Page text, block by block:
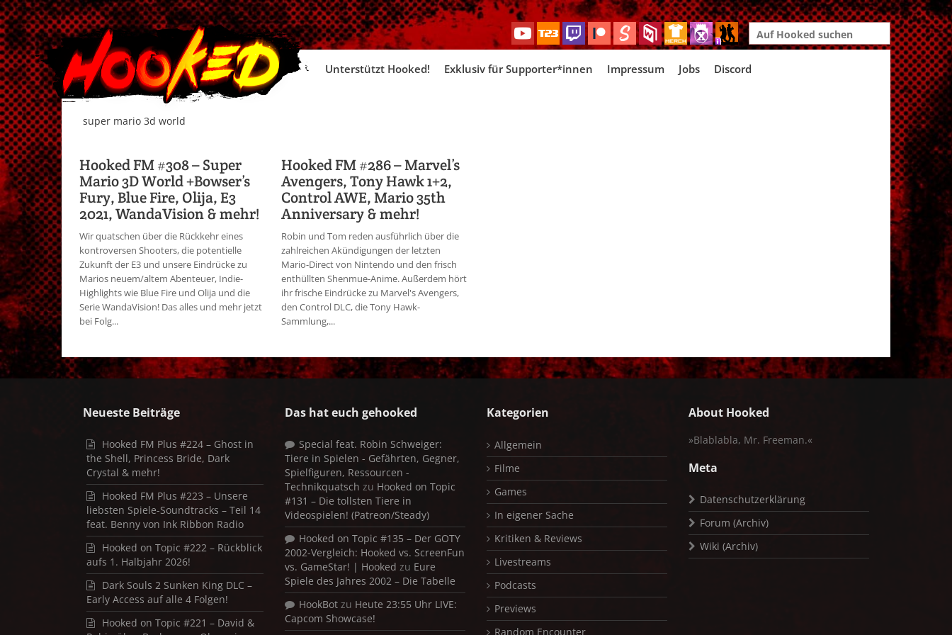
Search
for:
Skip
Unterstützt Hooked! Exklusiv für Supporter*innen Impressum Jobs Discord
super mario 3d world
Hooked FM #308 – Super
Mario 3D World +Bowser’s
Fury, Blue Fire, Olija, E3
2021, WandaVision & mehr!
Wir quatschen über die Rückkehr eines
kontroversen Shooters, die potentielle
Zukunft der E3 und unsere Eindrücke zu
Marios neuem/altem Abenteuer, Indie-
Highlights wie Blue Fire und Olija und die
Serie WandaVision! Das alles und mehr jetzt
bei Folg...
Hooked FM #286 – Marvel’s
Avengers, Tony Hawk 1+2,
Control AWE, Mario 35th
Anniversary & mehr!
Robin und Tom reden ausführlich über die
zahlreichen Akündigungen der letzten
Mario-Direct von Nintendo und den frisch
enthüllten Shenmue-Anime. Außerdem hört
ihr frische Eindrücke zu Marvel's Avengers,
den Control DLC, die Tony Hawk-
Sammlung,...
Neueste Beiträge
Hooked FM Plus #224 – Ghost in
the Shell, Princess Bride, Dark
Crystal & mehr!
Hooked FM Plus #223 – Unsere
liebsten Spiele-Soundtracks – Teil 14
feat. Benny von Ink Ribbon Radio
Hooked on Topic #222 – Rückblick
aufs 1. Halbjahr 2026!
Dark Souls 2 Sunken King DLC –
Early Access auf alle 4 Folgen!
Hooked on Topic #221 – David &
Das hat euch gehooked
Special feat. Robin Schweiger:
Tiere in Spielen - Gefährten, Gegner,
Spielfiguren, Ressourcen -
Technikquatsch zu Hooked on Topic
#131 – Die tollsten Tiere in
Videospielen! (Patreon/Steady)
Hooked on Topic #135 – Der GOTY
2002-Vergleich: Hooked vs. ScreenFun
vs. GameStar! | Hooked zu Eure
Spiele des Jahres 2002 – Die Tabelle
HookBot zu Heute 23:55 Uhr LIVE:
Capcom Showcase!
Kategorien
Allgemein
Filme
Games
In eigener Sache
Kritiken & Reviews
Livestreams
Podcasts
Previews
Random Encounter
About Hooked
»Blablabla, Mr. Freeman.«
Meta
Datenschutzerklärung
Forum (Archiv)
Wiki (Archiv)